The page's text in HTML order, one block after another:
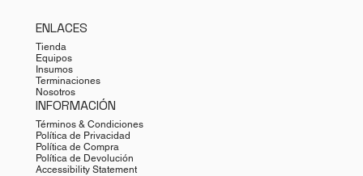
ENLACES
Tienda
Equipos
Insumos
Terminaciones
Nosotros
INFORMACIÓN
Términos & Condiciones
Política de Privacidad
Política de Compra
Política de Devolución
Accessibility Statement